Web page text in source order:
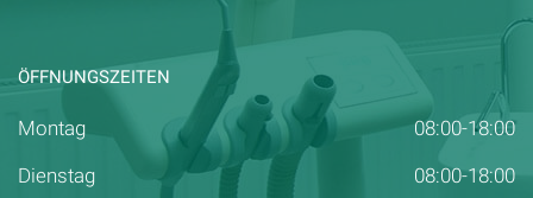
ÖFFNUNGSZEITEN
Montag
08:00-18:00
Dienstag
08:00-18:00